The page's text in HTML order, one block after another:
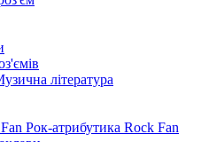
література
Рок-атрибутика Rock Fan